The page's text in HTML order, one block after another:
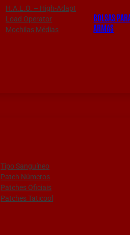
H.A.L.O. – High-Adapt
Load Operator
Mochilas Médias
BOLSAS
ARMAS
Tipo Sanguíneo
Patch Números
Patches Oficiais
Patches Taticool